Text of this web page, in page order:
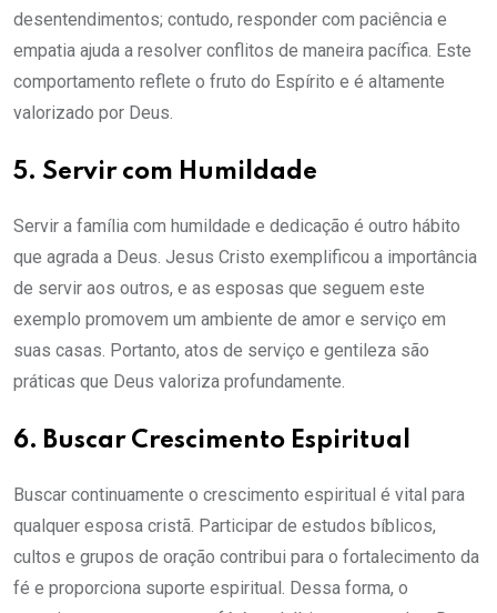
desentendimentos; contudo, responder com paciência e
empatia ajuda a resolver conflitos de maneira pacífica. Este
comportamento reflete o fruto do Espírito e é altamente
valorizado por Deus.
5. Servir com Humildade
Servir a família com humildade e dedicação é outro hábito
que agrada a Deus. Jesus Cristo exemplificou a importância
de servir aos outros, e as esposas que seguem este
exemplo promovem um ambiente de amor e serviço em
suas casas. Portanto, atos de serviço e gentileza são
práticas que Deus valoriza profundamente.
6. Buscar Crescimento Espiritual
Buscar continuamente o crescimento espiritual é vital para
qualquer esposa cristã. Participar de estudos bíblicos,
cultos e grupos de oração contribui para o fortalecimento da
fé e proporciona suporte espiritual. Dessa forma, o